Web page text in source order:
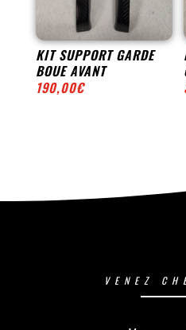
KIT SUPPORT GARDE
BOUE AVANT
190,00€
VENEZ